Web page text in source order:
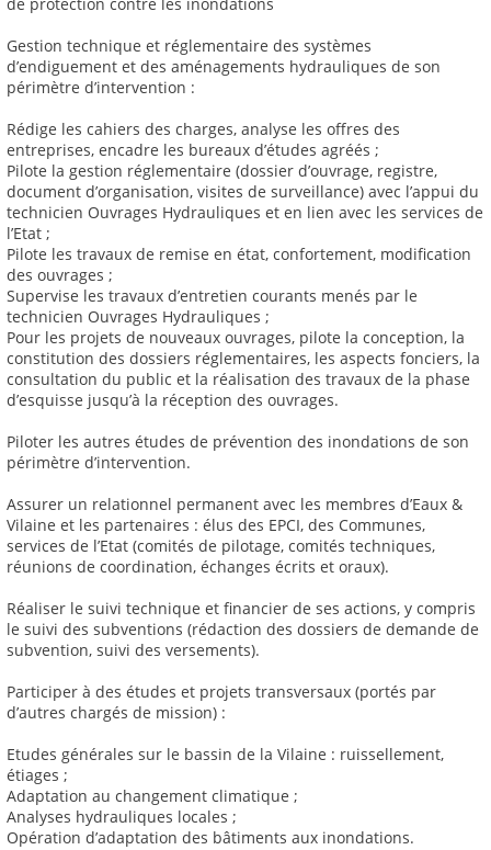
Gestion technique et réglementaire des systèmes
d’endiguement et des aménagements hydrauliques de son
périmètre d’intervention :
Rédige les cahiers des charges, analyse les offres des
entreprises, encadre les bureaux d’études agréés ;
Pilote la gestion réglementaire (dossier d’ouvrage, registre,
document d’organisation, visites de surveillance) avec l’appui du
technicien Ouvrages Hydrauliques et en lien avec les services de
l’Etat ;
Pilote les travaux de remise en état, confortement, modification
des ouvrages ;
Supervise les travaux d’entretien courants menés par le
technicien Ouvrages Hydrauliques ;
Pour les projets de nouveaux ouvrages, pilote la conception, la
constitution des dossiers réglementaires, les aspects fonciers, la
consultation du public et la réalisation des travaux de la phase
d’esquisse jusqu’à la réception des ouvrages.
Piloter les autres études de prévention des inondations de son
périmètre d’intervention.
Assurer un relationnel permanent avec les membres d’Eaux &
Vilaine et les partenaires : élus des EPCI, des Communes,
services de l’Etat (comités de pilotage, comités techniques,
réunions de coordination, échanges écrits et oraux).
Réaliser le suivi technique et financier de ses actions, y compris
le suivi des subventions (rédaction des dossiers de demande de
subvention, suivi des versements).
Participer à des études et projets transversaux (portés par
d’autres chargés de mission) :
Etudes générales sur le bassin de la Vilaine : ruissellement,
étiages ;
Adaptation au changement climatique ;
Analyses hydrauliques locales ;
Opération d’adaptation des bâtiments aux inondations.